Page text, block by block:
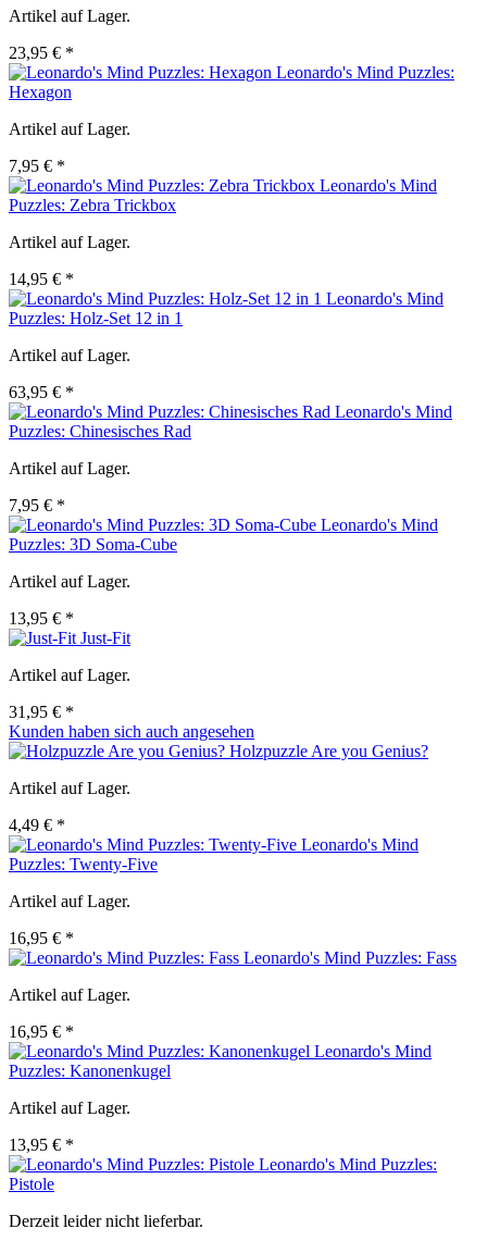
Artikel auf Lager.
23,95 € *
Leonardo's Mind Puzzles:
Hexagon
Artikel auf Lager.
7,95 € *
Leonardo's Mind
Puzzles: Zebra Trickbox
Artikel auf Lager.
14,95 € *
Leonardo's Mind
Puzzles: Holz-Set 12 in 1
Artikel auf Lager.
63,95 € *
Leonardo's Mind
Puzzles: Chinesisches Rad
Artikel auf Lager.
7,95 € *
Leonardo's Mind
Puzzles: 3D Soma-Cube
Artikel auf Lager.
13,95 € *
Just-Fit
Artikel auf Lager.
31,95 € *
Kunden haben sich auch angesehen
Holzpuzzle Are you Genius?
Artikel auf Lager.
4,49 € *
Leonardo's Mind
Puzzles: Twenty-Five
Artikel auf Lager.
16,95 € *
Leonardo's Mind Puzzles: Fass
Artikel auf Lager.
16,95 € *
Leonardo's Mind
Puzzles: Kanonenkugel
Artikel auf Lager.
13,95 € *
Leonardo's Mind Puzzles:
Pistole
Derzeit leider nicht lieferbar.